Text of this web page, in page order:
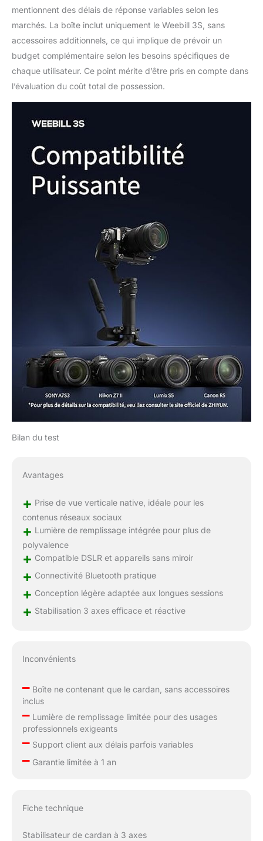
mentionnent des délais de réponse variables selon les
marchés. La boîte inclut uniquement le Weebill 3S, sans
accessoires additionnels, ce qui implique de prévoir un
budget complémentaire selon les besoins spécifiques de
chaque utilisateur. Ce point mérite d’être pris en compte dans
l’évaluation du coût total de possession.
Bilan du test
Avantages
+ Prise de vue verticale native, idéale pour les
contenus réseaux sociaux
+ Lumière de remplissage intégrée pour plus de
polyvalence
+ Compatible DSLR et appareils sans miroir
+ Connectivité Bluetooth pratique
+ Conception légère adaptée aux longues sessions
+ Stabilisation 3 axes efficace et réactive
Inconvénients
–Boîte ne contenant que le cardan, sans accessoires
inclus
–Lumière de remplissage limitée pour des usages
professionnels exigeants
–Support client aux délais parfois variables
–Garantie limitée à 1 an
Fiche technique
Stabilisateur de cardan à 3 axes